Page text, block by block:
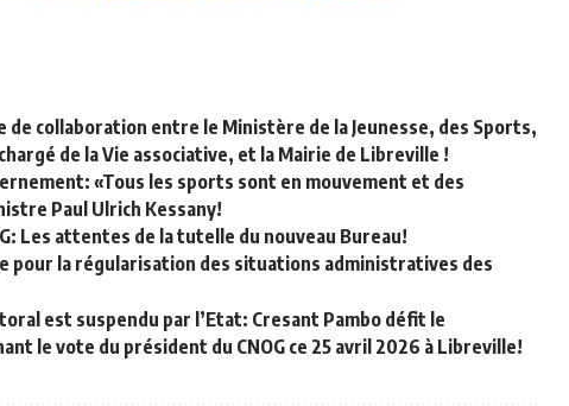
de collaboration entre le Ministère de la Jeunesse, des Sports,
de la Vie associative, et la Mairie de Libreville !
«Tous les sports sont en mouvement et des
Paul Ulrich Kessany!
Les attentes de la tutelle du nouveau Bureau!
pour la régularisation des situations administratives des
est suspendu par l’Etat: Cresant Pambo défit le
le vote du président du CNOG ce 25 avril 2026 à Libreville!